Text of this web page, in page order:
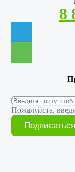
8
Пожалуйста,
Подписаться